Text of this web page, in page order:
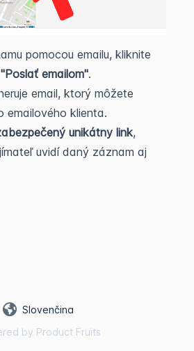
pomocou emailu, kliknite
"Poslať emailom".
email, ktorý môžete
emailového klienta.
unikátny link,
uvidí daný záznam aj
Slovenčina
by Product Fruits